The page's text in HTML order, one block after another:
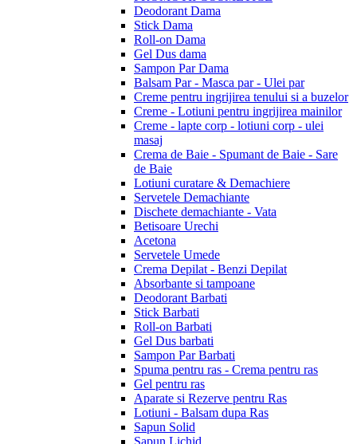
Deodorant Dama
Stick Dama
Roll-on Dama
Gel Dus dama
Sampon Par Dama
Balsam Par - Masca par - Ulei par
Creme pentru ingrijirea tenului si a buzelor
Creme - Lotiuni pentru ingrijirea mainilor
Creme - lapte corp - lotiuni corp - ulei
masaj
Crema de Baie - Spumant de Baie - Sare
de Baie
Lotiuni curatare & Demachiere
Servetele Demachiante
Dischete demachiante - Vata
Betisoare Urechi
Acetona
Servetele Umede
Crema Depilat - Benzi Depilat
Absorbante si tampoane
Deodorant Barbati
Stick Barbati
Roll-on Barbati
Gel Dus barbati
Sampon Par Barbati
Spuma pentru ras - Crema pentru ras
Gel pentru ras
Aparate si Rezerve pentru Ras
Lotiuni - Balsam dupa Ras
Sapun Solid